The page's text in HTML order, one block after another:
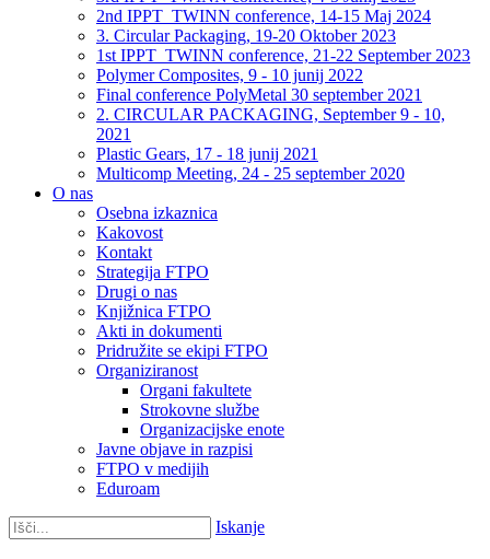
2nd IPPT_TWINN conference, 14-15 Maj 2024
3. Circular Packaging, 19-20 Oktober 2023
1st IPPT_TWINN conference, 21-22 September 2023
Polymer Composites, 9 - 10 junij 2022
Final conference PolyMetal 30 september 2021
2. CIRCULAR PACKAGING, September 9 - 10,
2021
Plastic Gears, 17 - 18 junij 2021
Multicomp Meeting, 24 - 25 september 2020
O nas
Osebna izkaznica
Kakovost
Kontakt
Strategija FTPO
Drugi o nas
Knjižnica FTPO
Akti in dokumenti
Pridružite se ekipi FTPO
Organiziranost
Organi fakultete
Strokovne službe
Organizacijske enote
Javne objave in razpisi
FTPO v medijih
Eduroam
Iskanje